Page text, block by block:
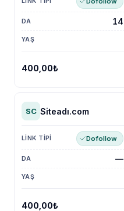
14
400,00₺
SC Siteadı.com
Dofollow
—
400,00₺